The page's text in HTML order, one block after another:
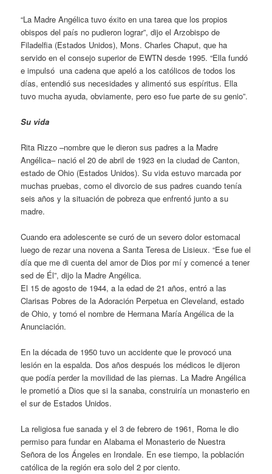
“La Madre Angélica tuvo éxito en una tarea que los propios
obispos del país no pudieron lograr”, dijo el Arzobispo de
Filadelfia (Estados Unidos), Mons. Charles Chaput, que ha
servido en el consejo superior de EWTN desde 1995. “Ella fundó
e impulsó una cadena que apeló a los católicos de todos los
días, entendió sus necesidades y alimentó sus espíritus. Ella
tuvo mucha ayuda, obviamente, pero eso fue parte de su genio”.
Su vida
Rita Rizzo –nombre que le dieron sus padres a la Madre
Angélica– nació el 20 de abril de 1923 en la ciudad de Canton,
estado de Ohio (Estados Unidos). Su vida estuvo marcada por
muchas pruebas, como el divorcio de sus padres cuando tenía
seis años y la situación de pobreza que enfrentó junto a su
madre.
Cuando era adolescente se curó de un severo dolor estomacal
luego de rezar una novena a Santa Teresa de Lisieux. “Ese fue el
día que me di cuenta del amor de Dios por mí y comencé a tener
sed de Él”, dijo la Madre Angélica.
El 15 de agosto de 1944, a la edad de 21 años, entró a las
Clarisas Pobres de la Adoración Perpetua en Cleveland, estado
de Ohio, y tomó el nombre de Hermana María Angélica de la
Anunciación.
En la década de 1950 tuvo un accidente que le provocó una
lesión en la espalda. Dos años después los médicos le dijeron
que podía perder la movilidad de las piernas. La Madre Angélica
le prometió a Dios que si la sanaba, construiría un monasterio en
el sur de Estados Unidos.
La religiosa fue sanada y el 3 de febrero de 1961, Roma le dio
permiso para fundar en Alabama el Monasterio de Nuestra
Señora de los Ángeles en Irondale. En ese tiempo, la población
católica de la región era solo del 2 por ciento.